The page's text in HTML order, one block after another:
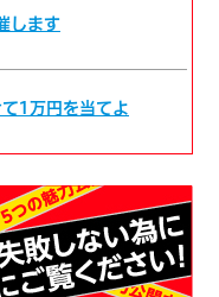
します
1万円を当てよ